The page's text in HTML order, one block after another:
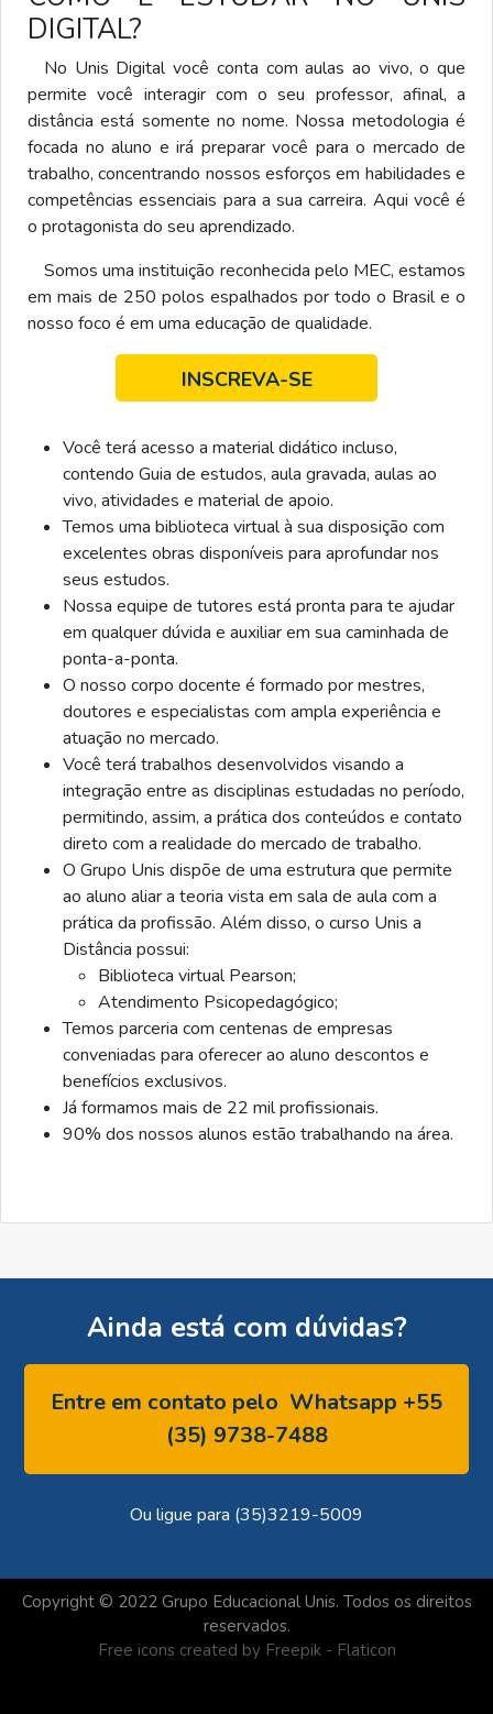
DIGITAL?
No Unis Digital você conta com aulas ao vivo, o que
permite você interagir com o seu professor, afinal, a
distância está somente no nome. Nossa metodologia é
focada no aluno e irá preparar você para o mercado de
trabalho, concentrando nossos esforços em habilidades e
competências essenciais para a sua carreira. Aqui você é
o protagonista do seu aprendizado.
Somos uma instituição reconhecida pelo MEC, estamos
em mais de 250 polos espalhados por todo o Brasil e o
nosso foco é em uma educação de qualidade.
INSCREVA-SE
Você terá acesso a material didático incluso,
contendo Guia de estudos, aula gravada, aulas ao
vivo, atividades e material de apoio.
Temos uma biblioteca virtual à sua disposição com
excelentes obras disponíveis para aprofundar nos
seus estudos.
Nossa equipe de tutores está pronta para te ajudar
em qualquer dúvida e auxiliar em sua caminhada de
ponta-a-ponta.
O nosso corpo docente é formado por mestres,
doutores e especialistas com ampla experiência e
atuação no mercado.
Você terá trabalhos desenvolvidos visando a
integração entre as disciplinas estudadas no período,
permitindo, assim, a prática dos conteúdos e contato
direto com a realidade do mercado de trabalho.
O Grupo Unis dispõe de uma estrutura que permite
ao aluno aliar a teoria vista em sala de aula com a
prática da profissão. Além disso, o curso Unis a
Distância possui:
Biblioteca virtual Pearson;
Atendimento Psicopedagógico;
Temos parceria com centenas de empresas
conveniadas para oferecer ao aluno descontos e
benefícios exclusivos.
Já formamos mais de 22 mil profissionais.
90% dos nossos alunos estão trabalhando na área.
Ainda está com dúvidas?
Entre em contato pelo Whatsapp +55
(35) 9738-7488
Ou ligue para (35)3219-5009
Copyright © 2022 Grupo Educacional Unis. Todos os direitos
reservados.
Free icons created by Freepik - Flaticon